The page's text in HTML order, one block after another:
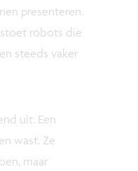
presenteren.
robots die
steeds vaker
uit. Een
wast. Ze
maar